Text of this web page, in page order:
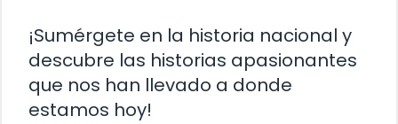
¡Sumérgete en la historia nacional y
descubre las historias apasionantes
que nos han llevado a donde
estamos hoy!